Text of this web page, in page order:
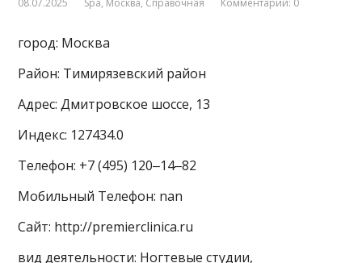
08.07.2025 Spa, Москва, Справочная Комментарии: 0
город: Москва
Район: Тимирязевский район
Адрес: Дмитровское шоссе, 13
Индекс: 127434.0
Телефон: +7 (495) 120‒14‒82
Мобильный Телефон: nan
Сайт: http://premierclinica.ru
вид деятельности: Ногтевые студии,